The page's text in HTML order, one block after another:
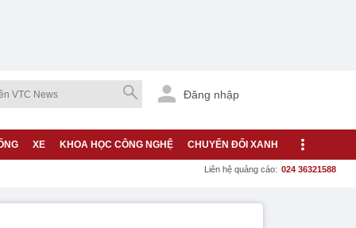
Đăng nhập
XE KHOA HỌC CÔNG NGHỆ CHUYỂN ĐỔI XANH
Liên hệ quảng cáo: 024 36321588